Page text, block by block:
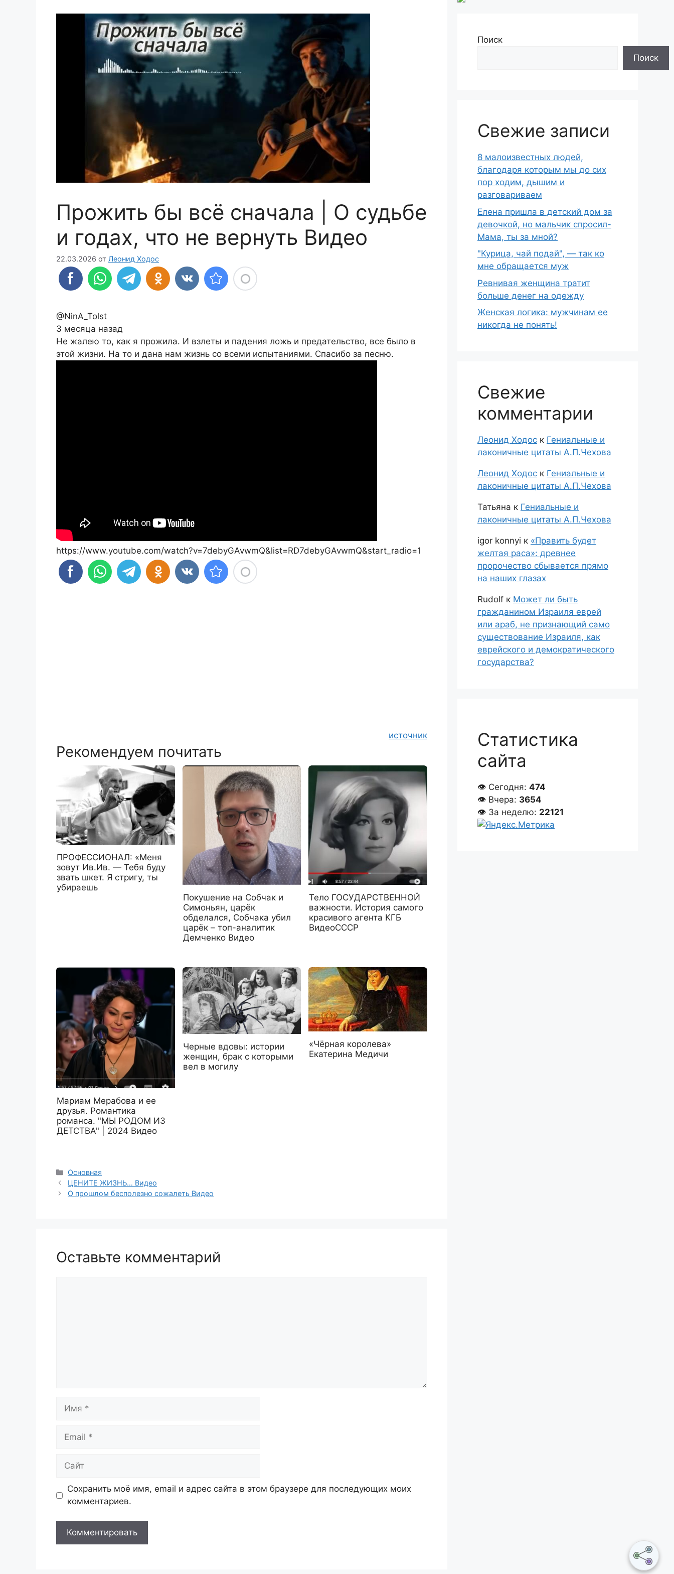
Прожить бы всё сначала | О судьбе
и годах, что не вернуть Видео
22.03.2026 от Леонид Ходос
@NinA_Tolst
3 месяца назад
Не жалею то, как я прожила. И взлеты и падения ложь и предательство, все было в
этой жизни. На то и дана нам жизнь со всеми испытаниями. Спасибо за песню.
https://www.youtube.com/watch?v=7debyGAvwmQ&list=RD7debyGAvwmQ&start_radio=1
источник
Рекомендуем почитать
ПРОФЕССИОНАЛ: «Меня
зовут Ив.Ив. — Тебя буду
звать шкет. Я стригу, ты
убираешь
Покушение на Собчак и
Симоньян, царёк
обделался, Собчака убил
царёк – топ-аналитик
Демченко Видео
Тело ГОСУДАРСТВЕННОЙ
важности. История самого
красивого агента КГБ
ВидеоСССР
Мариам Мерабова и ее
друзья. Романтика
романса. "МЫ РОДОМ ИЗ
ДЕТСТВА" | 2024 Видео
Черные вдовы: истории
женщин, брак с которыми
вел в могилу
«Чёрная королева»
Екатерина Медичи
Рубрики
Основная
ЦЕНИТЕ ЖИЗНЬ… Видео
О прошлом бесполезно сожалеть Видео
Оставьте комментарий
Имя
Email
Сайт
Сохранить моё имя, email и адрес сайта в этом браузере для последующих моих
комментариев.
Поиск
Поиск
Свежие записи
8 малоизвестных людей,
благодаря которым мы до сих
пор ходим, дышим и
разговариваем
Елена пришла в детский дом за
девочкой, но мальчик спросил-
Мама, ты за мной?
"Курица, чай подай", — так ко
мне обращается муж
Ревнивая женщина тратит
больше денег на одежду
Женская логика: мужчинам ее
никогда не понять!
Свежие
комментарии
Леонид Ходос к Гениальные и
лаконичные цитаты А.П.Чехова
Леонид Ходос к Гениальные и
лаконичные цитаты А.П.Чехова
Татьяна к Гениальные и
лаконичные цитаты А.П.Чехова
igor konnyi к «Править будет
желтая раса»: древнее
пророчество сбывается прямо
на наших глазах
Rudolf к Может ли быть
гражданином Израиля еврей
или араб, не признающий само
существование Израиля, как
еврейского и демократического
государства?
Статистика
сайта
👁 Сегодня: 474
👁 Вчера: 3654
👁 За неделю: 22121